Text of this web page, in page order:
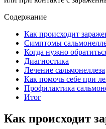
Содержание
Как происходит
Симптомы
Когда нужно
Диагностика
Лечение сальмонеллеза
Как помочь себе при
Профилактика
Итог
Как происходит